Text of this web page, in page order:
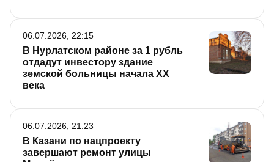
В Нурлатском районе за 1 рубль
отдадут инвестору здание
земской больницы начала XX
века
06.07.2026, 22:15
В Казани по нацпроекту
завершают ремонт улицы
06.07.2026, 21:23